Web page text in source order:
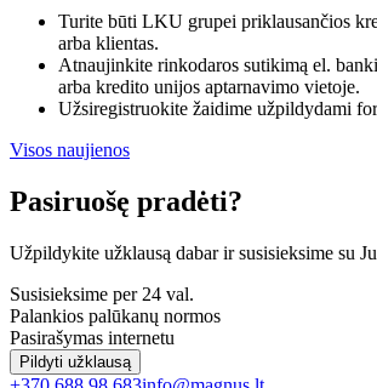
Turite būti LKU grupei priklausančios
arba klientas.
Atnaujinkite rinkodaros sutikimą el.
arba kredito unijos aptarnavimo vietoje.
Užsiregistruokite žaidime užpildydami
Visos naujienos
Pasiruošę pradėti?
Užpildykite užklausą dabar ir susisieksime su
Susisieksime per 24 val.
Palankios palūkanų normos
Pasirašymas internetu
Pildyti užklausą